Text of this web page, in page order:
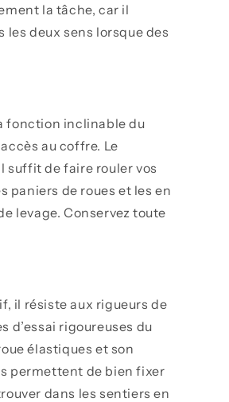
la tâche, car il
deux sens lorsque des
fonction inclinable du
au coffre. Le
suffit de faire rouler vos
paniers de roues et les en
levage. Conservez toute
il résiste aux rigueurs de
d’essai rigoureuses du
élastiques et son
permettent de bien fixer
dans les sentiers en